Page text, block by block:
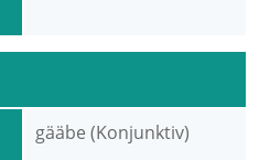
gääbe (Konjunktiv)